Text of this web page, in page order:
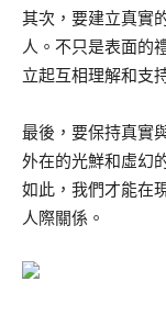
其次，要建立真實
人。不只是表面的
立起互相理解和支
最後，要保持真實
外在的光鮮和虛幻
如此，我們才能在
人際關係。